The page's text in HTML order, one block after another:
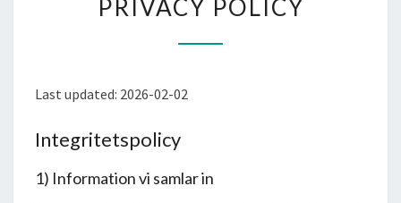
POLICY
PRIVACY POLICY
Last updated: 2026-02-02
Integritetspolicy
1) Information vi samlar in